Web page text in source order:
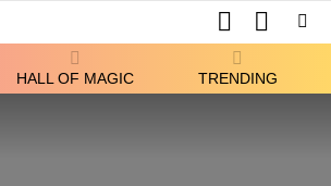
SWITCH
SKIN
HALL OF MAGIC TRENDING